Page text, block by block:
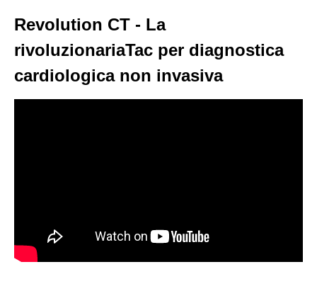
Revolution CT - La
rivoluzionariaTac per diagnostica
cardiologica non invasiva